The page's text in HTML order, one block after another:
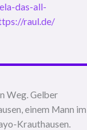
das-all-
raul.de/